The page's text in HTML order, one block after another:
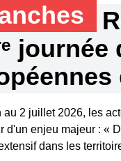
au 2 juillet 2026, les
d'un enjeu majeur : «
dans les